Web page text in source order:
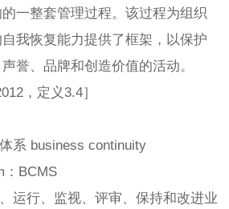
一整套管理过程。该过程为组织
我恢复能力提供了框架，以保护
誉、品牌和创造价值的活动。
，定义3.4］
business continuity
：BCMS
行、监视、评审、保持和改进业